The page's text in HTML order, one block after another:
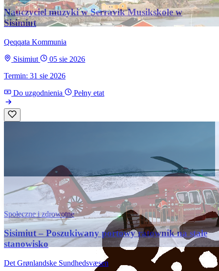
Nauczyciel muzyki w Serravik Musikskole w
Sisimiut
Qeqqata Kommunia
Sisimiut
05 sie 2026
Termin: 31 sie 2026
Do uzgodnienia Pełny etat
Społeczne i zdrowotne
Sisimiut – Poszukiwany portowy ratownik na stałe
stanowisko
Det Grønlandske Sundhedsvæsen